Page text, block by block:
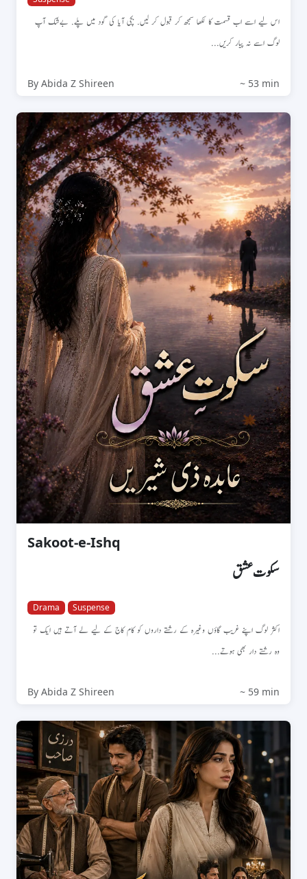
اس لیے اسے اب قسمت کا لکھا سمجھ کر قبول کر لیں. بچی آیا کی گود میں پلے. بےشک آپ
لوگ اسے نہ پیار کریں...
By Abida Z Shireen ~ 53 min
Sakoot-e-Ishq
سکوت عشق
Drama Suspense
اکثر لوگ اپنے غریب گاؤں وغیرہ کے رشتے داروں کو کام کاج کے لیے لے آتے ہیں ایک تو
وہ رشتے دار بھی ہوتے...
By Abida Z Shireen ~ 59 min